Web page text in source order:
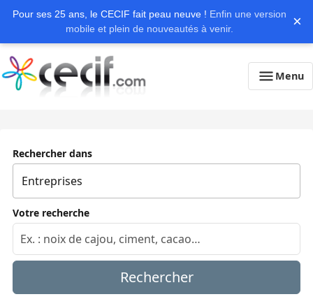
Pour ses 25 ans, le CECIF fait peau neuve ! Enfin une version
mobile et plein de nouveautés à venir.
×
Menu
Rechercher dans
Votre recherche
Rechercher